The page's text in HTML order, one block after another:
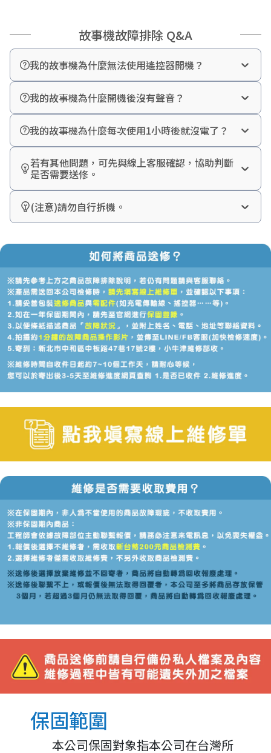
故事機故障排除 Q&A
我的故事機為什麼無法使用遙控器開機？
遙控器無法在故事機關機狀態下使用，請長按故事機開機
鍵，確認故事機在已開啟的狀態下再使用遙控器。
我的故事機為什麼開機後沒有聲音？
此狀況可能為記憶卡鬆脫所導致，請打開故事機底蓋，將
記憶卡按壓彈出後，再重新插入即可，若仍無反應請與客
服聯絡。
我的故事機為什麼每次使用1小時後就沒電了？
故事機具有自動關機功能，若1小時內無進行任何操作(ex.
調整音量、切換曲目)，將自動關機幫助省電。
若有其他問題，可先與線上客服確認，協助判斷
是否需要送修。
客服專線：0800-828866
客服時間：10:00-17:00(周一至周五)
FB粉絲團：小牛津國際文化有限公司
LINE客服：@newwis
資訊)。
(注意)請勿自行拆機。
請勿自行拆機，若自行拆機，恕不提供保固/維修服務。
保固範圍